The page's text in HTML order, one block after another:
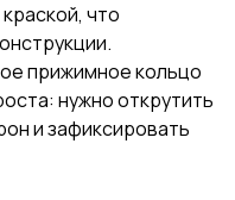
что
прижимное кольцо
нужно открутить
и зафиксировать